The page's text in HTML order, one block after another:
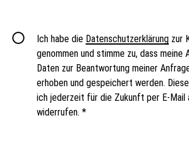
Ich habe die Datenschutzerklärung zur
genommen und stimme zu, dass meine
Daten zur Beantwortung meiner
erhoben und gespeichert werden.
ich jederzeit für die Zukunft per E-Mail
widerrufen. *